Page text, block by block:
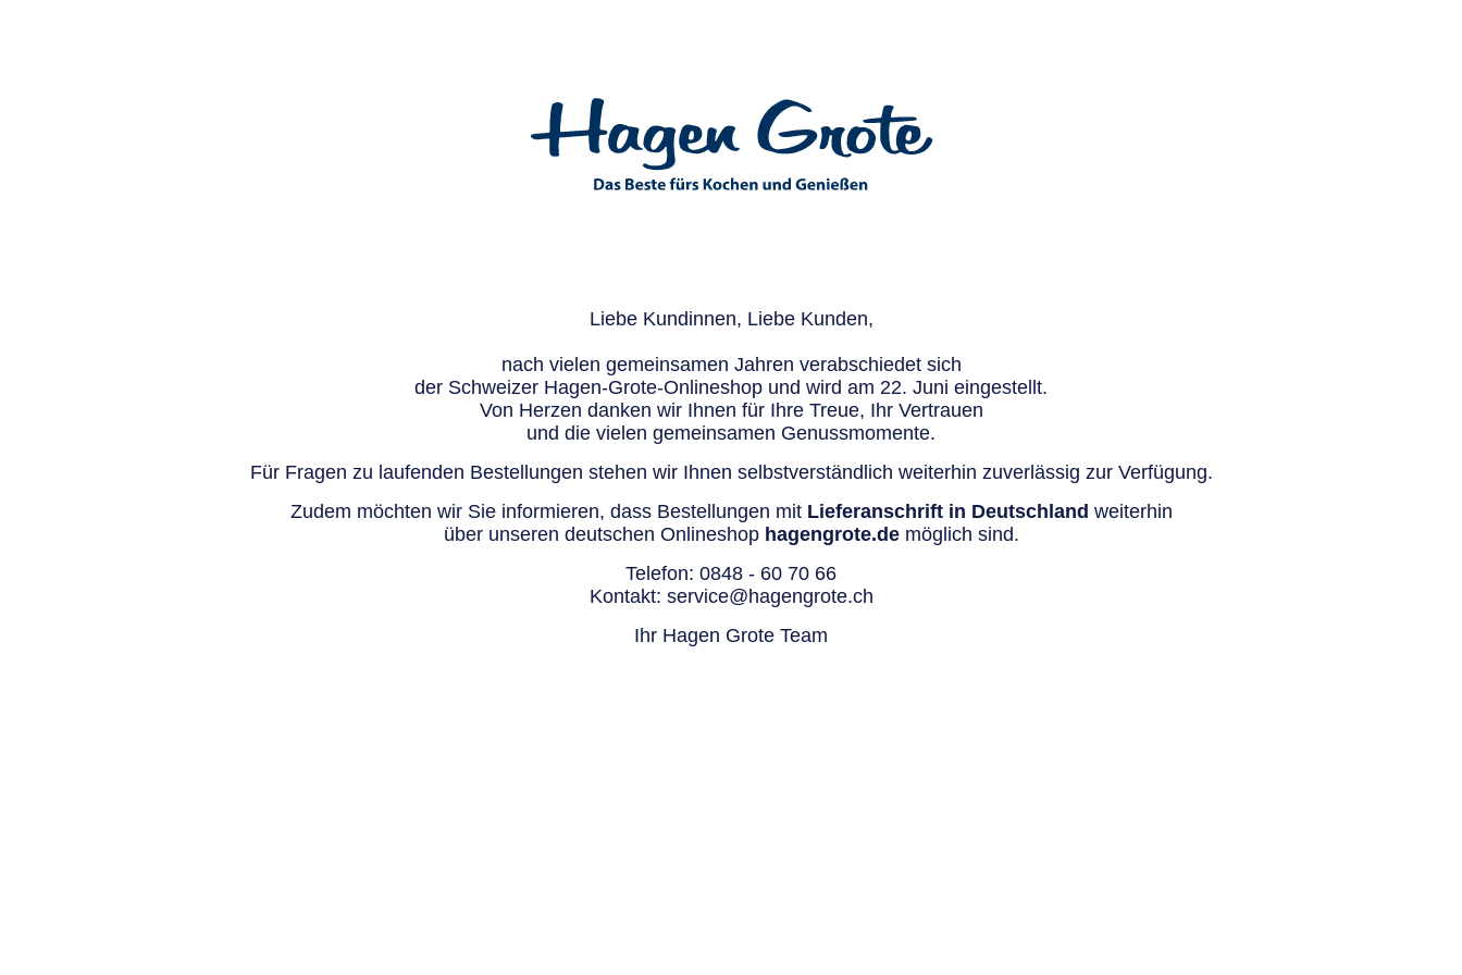
Liebe Kundinnen, Liebe Kunden,
nach vielen gemeinsamen Jahren verabschiedet sich
der Schweizer Hagen-Grote-Onlineshop und wird am 22. Juni eingestellt.
Von Herzen danken wir Ihnen für Ihre Treue, Ihr Vertrauen
und die vielen gemeinsamen Genussmomente.
Für Fragen zu laufenden Bestellungen stehen wir Ihnen selbstverständlich weiterhin zuverlässig zur Verfügung.
Zudem möchten wir Sie informieren, dass Bestellungen mit Lieferanschrift in Deutschland weiterhin
über unseren deutschen Onlineshop hagengrote.demöglich sind.
Telefon: 0848 - 60 70 66
Kontakt: service@hagengrote.ch
Ihr Hagen Grote Team